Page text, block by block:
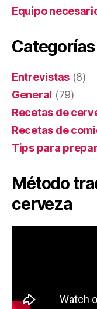
Equipo
Categorías
Entrevistas (8)
General (79)
Recetas de
Recetas de
Tips para
Método
cerveza